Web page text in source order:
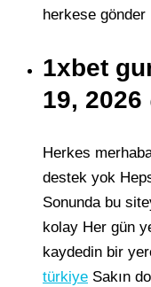
herkese gönder
1xbet
19, 2026
Herkes
destek yok
Sonunda bu
kolay Her gün
kaydedin bir
türkiye Sakın